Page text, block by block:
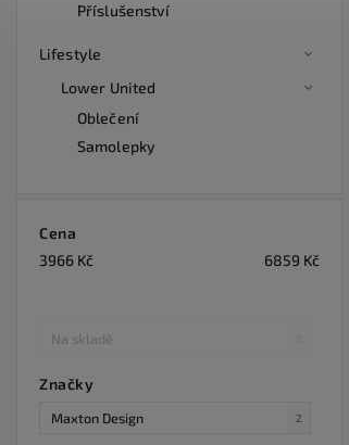
Příslušenství
Lifestyle
Lower United
Oblečení
Samolepky
Cena
3966 Kč 6859 Kč
Na skladě
Značky
Maxton Design 2